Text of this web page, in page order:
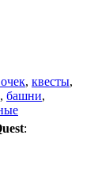
, квесты,
, башни,
: